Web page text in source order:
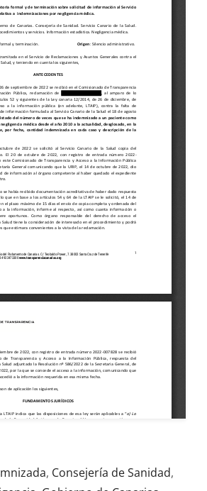
, Consejería de Sanidad,